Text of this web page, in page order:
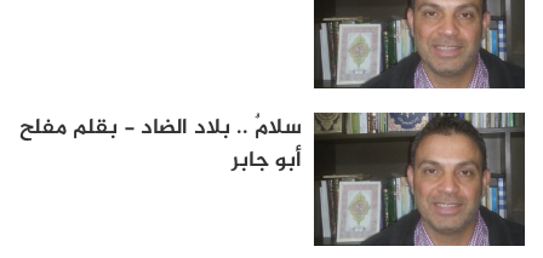
سلامٌ .. بلاد الضاد - بقلم مفلح
أبو جابر